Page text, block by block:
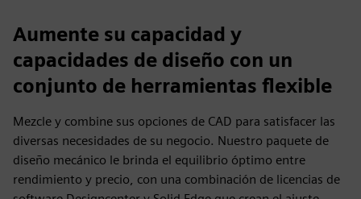
Aumente su capacidad y
capacidades de diseño con un
conjunto de herramientas flexible
Mezcle y combine sus opciones de CAD para satisfacer las
diversas necesidades de su negocio. Nuestro paquete de
diseño mecánico le brinda el equilibrio óptimo entre
rendimiento y precio, con una combinación de licencias de